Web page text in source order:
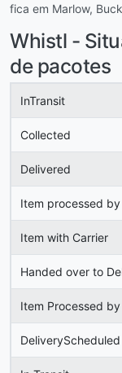
fica em Marlow,
Whistl -
de pacotes
InTransit
Collected
Delivered
Item processed
Item with Carrier
Handed over to
Item Processed
DeliveryScheduled